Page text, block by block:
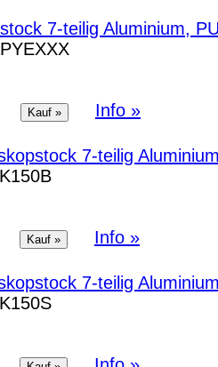
7-teilig Aluminium,
Info »
7-teilig
Info »
7-teilig